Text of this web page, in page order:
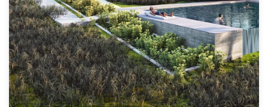
99designs Pro
Obtenga
un
diseño